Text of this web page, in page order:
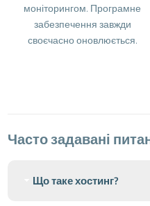
моніторингом. Програмне
забезпечення завжди
своєчасно оновлюється.
Часто задавані
Що таке хостинг?